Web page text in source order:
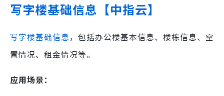
写字楼基础信息【中指云】
写字楼基础信息，包括办公楼基本信息、楼栋信息、空
置情况、租金情况等。
应用场景：